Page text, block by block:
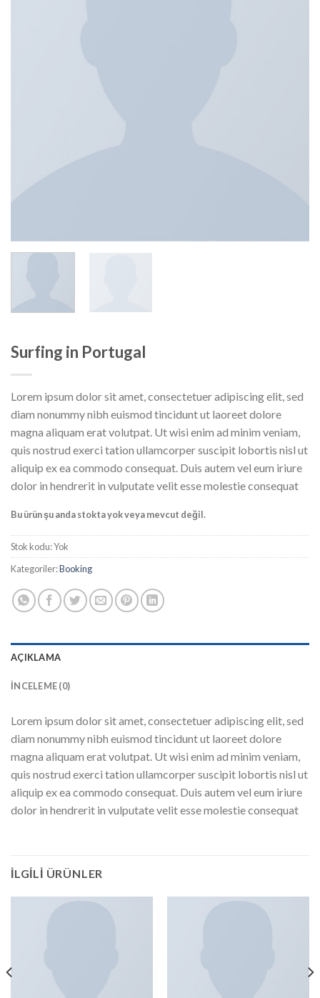
Surfing in Portugal
Lorem ipsum dolor sit amet, consectetuer adipiscing elit, sed
diam nonummy nibh euismod tincidunt ut laoreet dolore
magna aliquam erat volutpat. Ut wisi enim ad minim veniam,
quis nostrud exerci tation ullamcorper suscipit lobortis nisl ut
aliquip ex ea commodo consequat. Duis autem vel eum iriure
dolor in hendrerit in vulputate velit esse molestie consequat
Bu ürün şu anda stokta yok veya mevcut değil.
Stok kodu:Yok
Kategoriler:Booking
AÇIKLAMA
İNCELEME (0)
Lorem ipsum dolor sit amet, consectetuer adipiscing elit, sed
diam nonummy nibh euismod tincidunt ut laoreet dolore
magna aliquam erat volutpat. Ut wisi enim ad minim veniam,
quis nostrud exerci tation ullamcorper suscipit lobortis nisl ut
aliquip ex ea commodo consequat. Duis autem vel eum iriure
dolor in hendrerit in vulputate velit esse molestie consequat
İLGILI ÜRÜNLER